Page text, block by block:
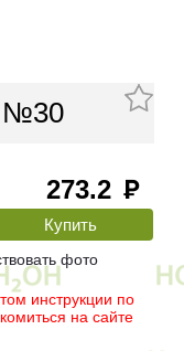
№30
273.2 руб
фото
инструкции по
на сайте